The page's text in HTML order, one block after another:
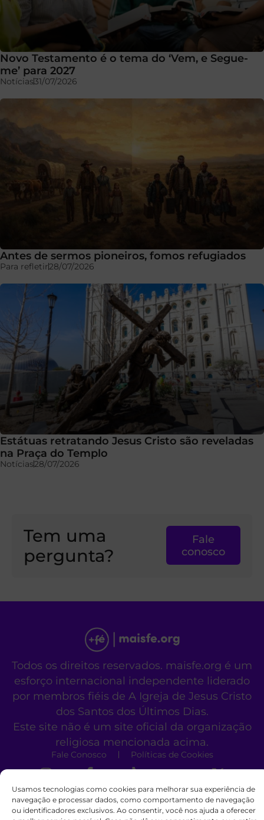
Usamos tecnologias como cookies para melhorar sua experiência de
navegação e processar dados, como comportamento de navegação
ou identificadores exclusivos. Ao consentir, você nos ajuda a oferecer
Novo Testamento é o tema do ‘Vem, e Segue-
me’ para 2027
Notícias31/07/2026
Antes de sermos pioneiros, fomos refugiados
Para refletir28/07/2026
Estátuas retratando Jesus Cristo são reveladas
na Praça do Templo
Notícias28/07/2026
Tem uma
pergunta?
Fale
conosco
Todos os direitos reservados. maisfe.org é um
esforço internacional independente liderado
por membros fiéis de A Igreja de Jesus Cristo
dos Santos dos Últimos Dias.
Este site não é um site oficial da organização
religiosa mencionada acima.
Fale Conosco Políticas de Cookies